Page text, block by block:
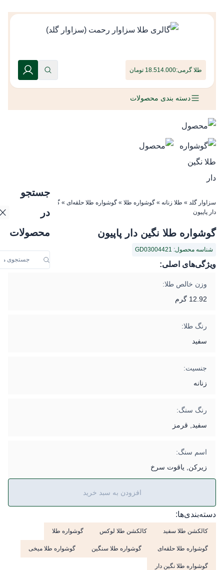
طلا گرمی:18.514.000 تومان
جستجو
در
محصولات
دسته بندی محصولات
سزاوار گلد » طلا زنانه » گوشواره طلا » گوشواره طلا حلقه‌ای » گوشواره طلا نگین
دار پاپیون
گوشواره طلا نگین دار پاپیون
شناسه محصول: GD03004421
ویژگی‌های اصلی:
وزن خالص طلا:
12.92 گرم
رنگ طلا:
سفید
جنسیت:
زنانه
رنگ سنگ:
سفید, قرمز
اسم سنگ:
زیرکن, یاقوت سرخ
افزودن به سبد خرید
دسته‌بندی‌ها:
کالکشن طلا سفید کالکشن طلا لوکس گوشواره طلا
گوشواره طلا حلقه‌ای گوشواره طلا سنگین گوشواره طلا میخی
گوشواره طلا نگین دار